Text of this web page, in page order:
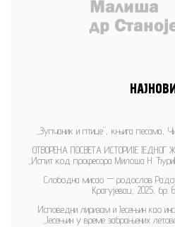
„Зупчаник и птице”, књига песама,
ОТВОРЕНА ПОСВЕТА ИСТОРИЈЕ ЈЕДНОГ
„Испит код професора Милоша Н.
Слободна мисао — родослов
Крагујевац, 2025, бр.
Исповедни лиризам и Јесењин као
„Јесењин у време забрањених